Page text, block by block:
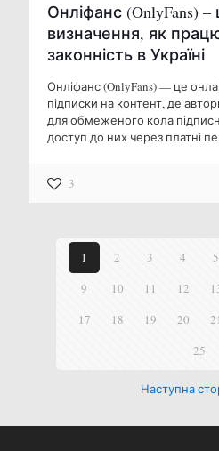
Онліфанс (OnlyFans)
визначення, як
законність в Україні
Онліфанс (OnlyFans) — це
підписки на контент, де
для обмеженого кола
доступ до них через платні
3
1 2 3 4 5
9
10 11 12
17
18 19 20 21
25
Наступна